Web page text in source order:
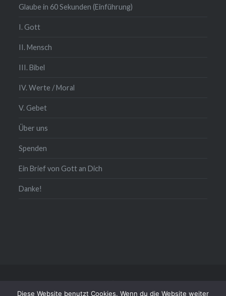
Glaube in 60 Sekunden (Einführung)
I. Gott
II. Mensch
III. Bibel
IV. Werte / Moral
V. Gebet
Über uns
Spenden
Ein Brief von Gott an Dich
Danke!
Diese Website benutzt Cookies. Wenn du die Website weiter